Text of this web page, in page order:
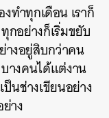
ำทุกเดือน เราก็
กอย่างก็เริ่มขยับ
างอยู่สิบกว่าคน
างคนได้แต่งาน
นช่างเขียนอย่าง
าง